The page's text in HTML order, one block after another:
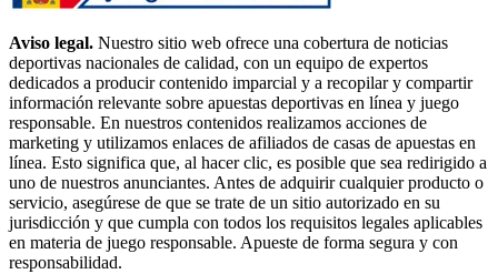
Aviso legal. Nuestro sitio web ofrece una cobertura de noticias
deportivas nacionales de calidad, con un equipo de expertos
dedicados a producir contenido imparcial y a recopilar y compartir
información relevante sobre apuestas deportivas en línea y juego
responsable. En nuestros contenidos realizamos acciones de
marketing y utilizamos enlaces de afiliados de casas de apuestas en
línea. Esto significa que, al hacer clic, es posible que sea redirigido a
uno de nuestros anunciantes. Antes de adquirir cualquier producto o
servicio, asegúrese de que se trate de un sitio autorizado en su
jurisdicción y que cumpla con todos los requisitos legales aplicables
en materia de juego responsable. Apueste de forma segura y con
responsabilidad.